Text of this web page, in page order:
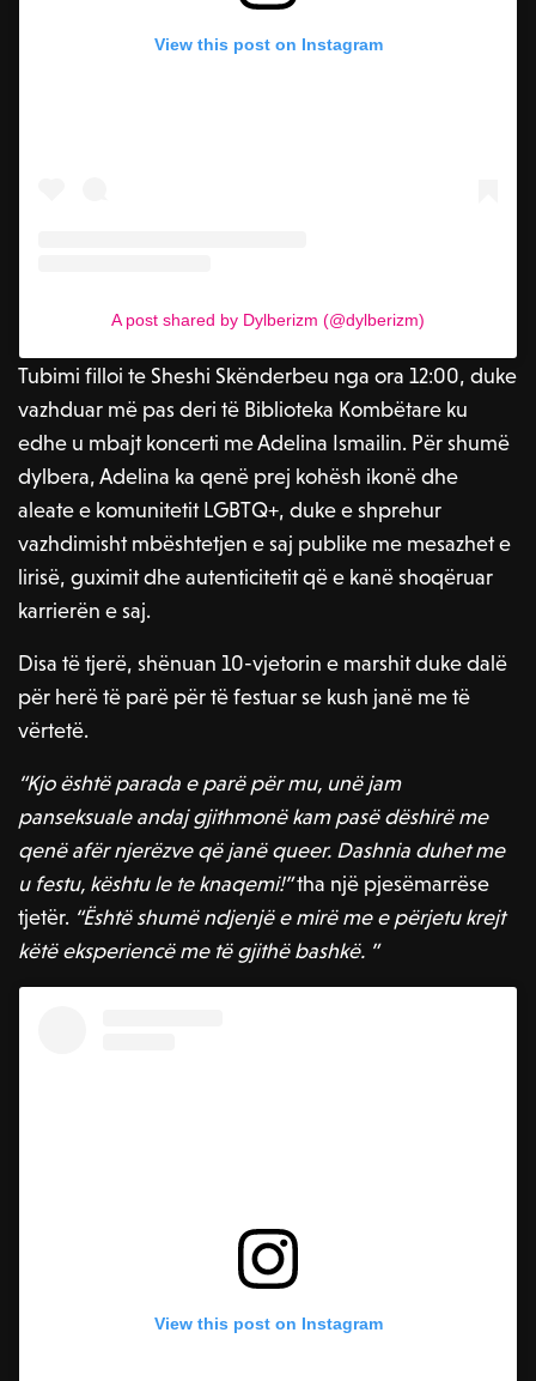
View this post on Instagram
A post shared by Dylberizm (@dylberizm)
Tubimi filloi te Sheshi Skënderbeu nga ora 12:00, duke
vazhduar më pas deri të Biblioteka Kombëtare ku
edhe u mbajt koncerti me Adelina Ismailin. Për shumë
dylbera, Adelina ka qenë prej kohësh ikonë dhe
aleate e komunitetit LGBTQ+, duke e shprehur
vazhdimisht mbështetjen e saj publike me mesazhet e
lirisë, guximit dhe autenticitetit që e kanë shoqëruar
karrierën e saj.
Disa të tjerë, shënuan 10-vjetorin e marshit duke dalë
për herë të parë për të festuar se kush janë me të
vërtetë.
“Kjo është parada e parë për mu, unë jam
panseksuale andaj gjithmonë kam pasë dëshirë me
qenë afër njerëzve që janë queer. Dashnia duhet me
u festu, kështu le te knaqemi!”tha një pjesëmarrëse
tjetër. “Është shumë ndjenjë e mirë me e përjetu krejt
këtë eksperiencë me të gjithë bashkë. ”
View this post on Instagram